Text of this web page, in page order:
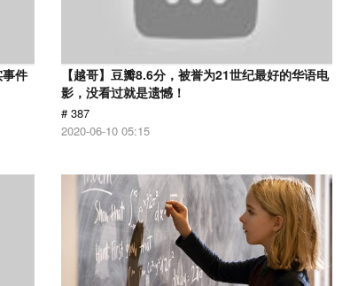
事件
【越哥】豆瓣8.6分，被誉为21世纪最好的华语电
影，没看过就是遗憾！
# 387
2020-06-10 05:15